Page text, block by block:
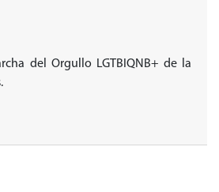
del Orgullo LGTBIQNB+ de la